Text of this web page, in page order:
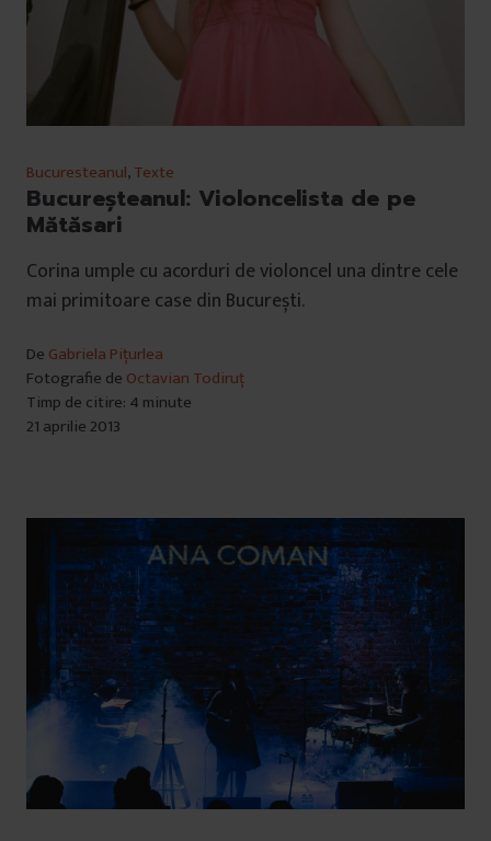
Bucuresteanul,Texte
Bucureșteanul: Violoncelista de pe
Mătăsari
Corina umple cu acorduri de violoncel una dintre cele
mai primitoare case din București.
De Gabriela Pițurlea
Fotografie de Octavian Todiruț
Timp de citire: 4 minute
21 aprilie 2013